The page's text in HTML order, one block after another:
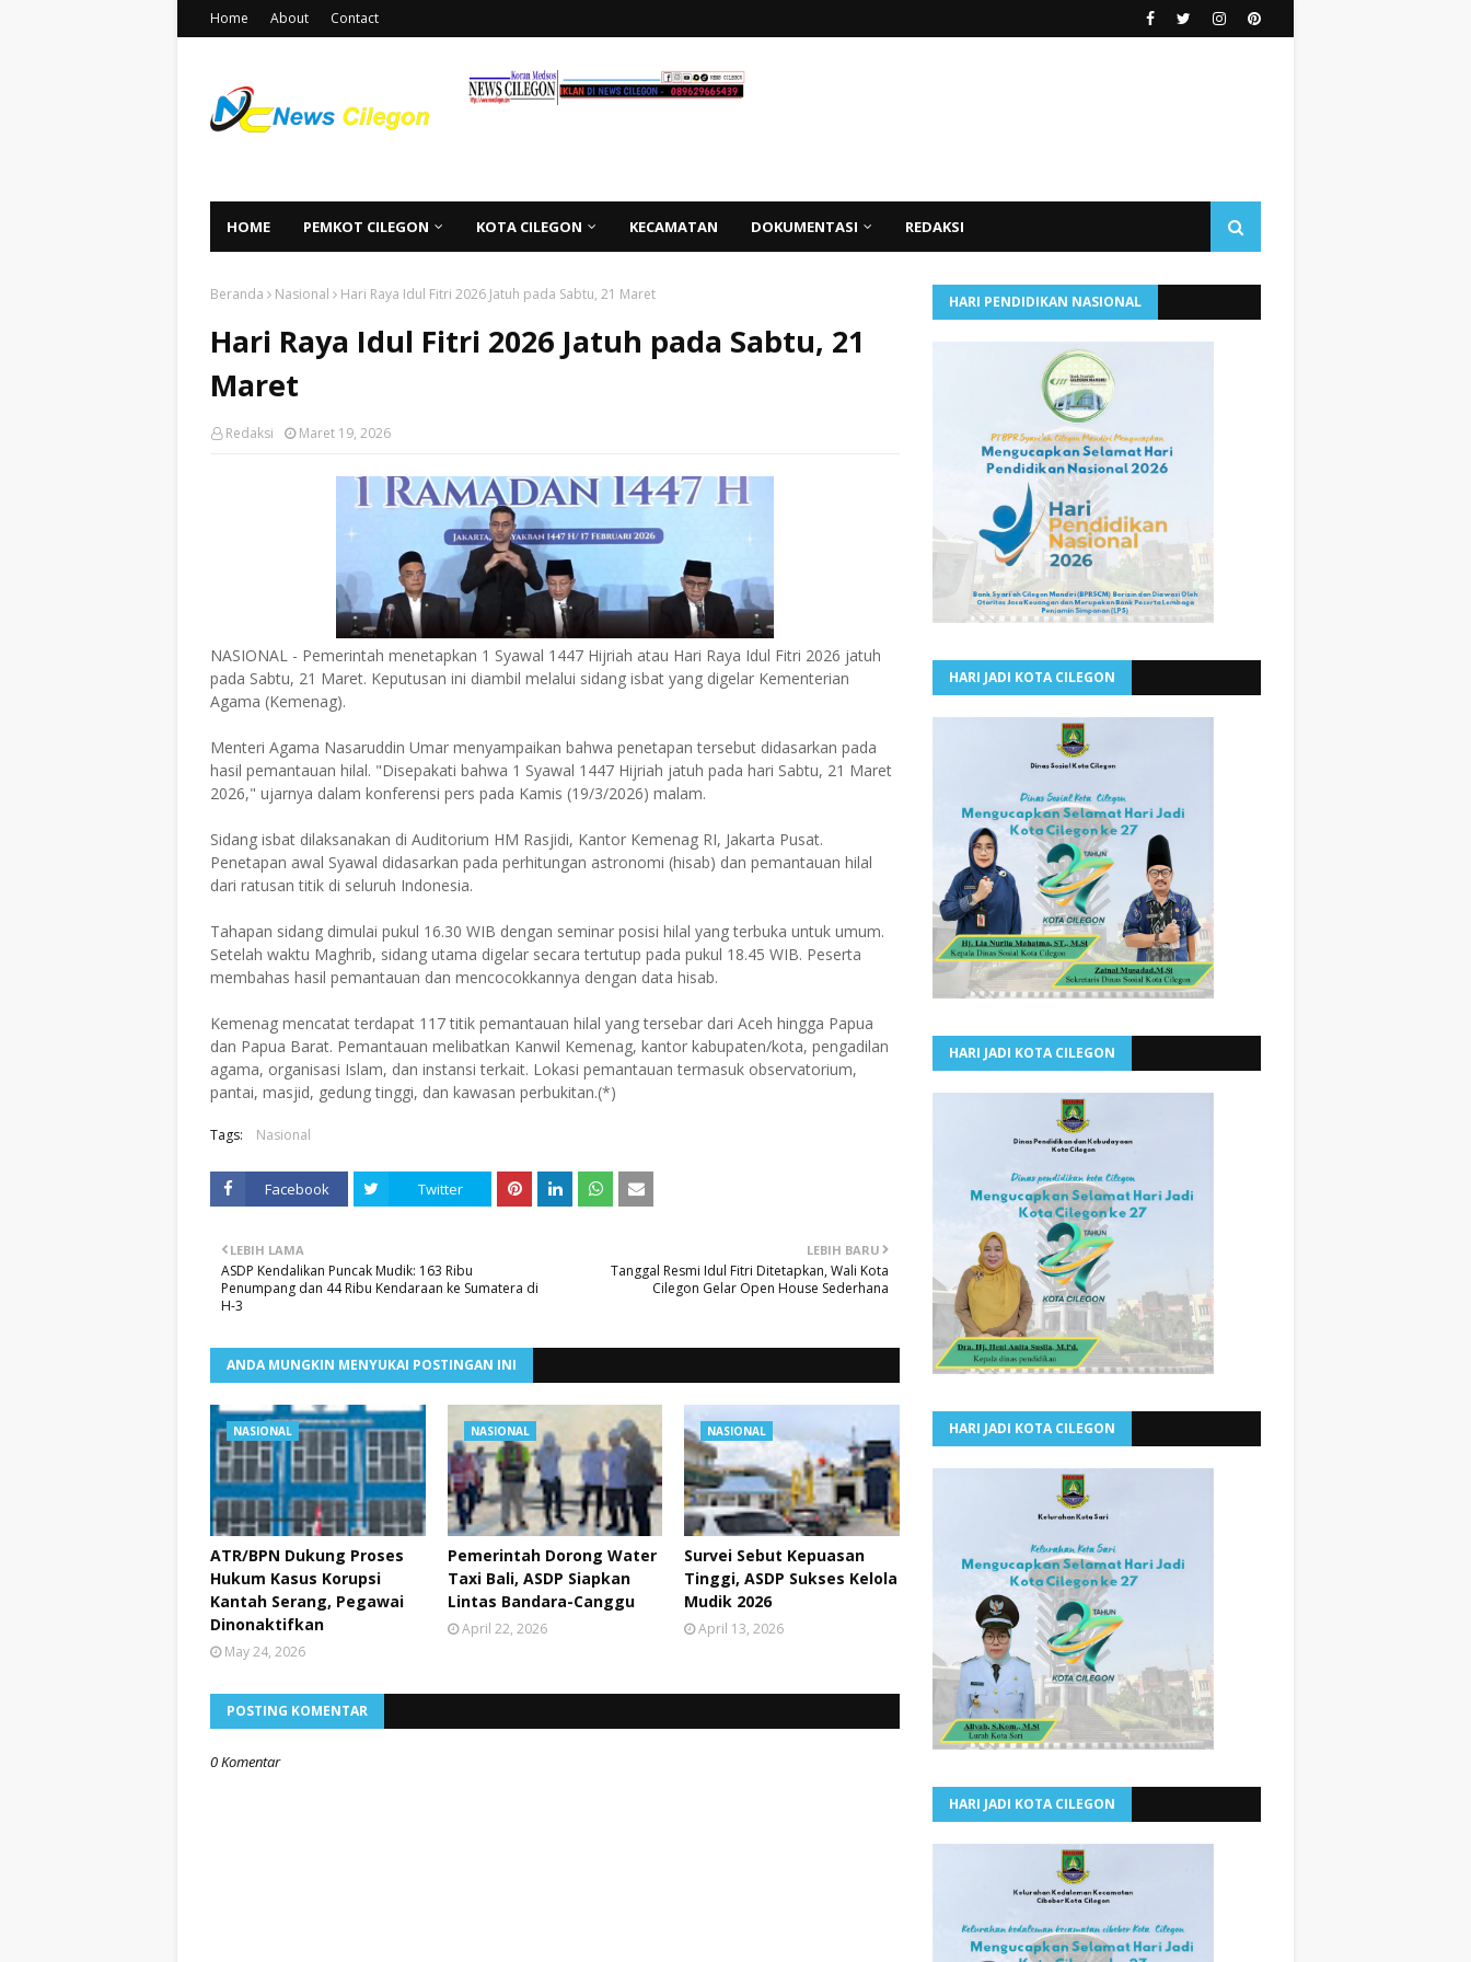
Home About Contact
HOME PEMKOT CILEGON KOTA CILEGON KECAMATAN DOKUMENTASI REDAKSI
Beranda Nasional Hari Raya Idul Fitri 2026 Jatuh pada Sabtu, 21 Maret
Hari Raya Idul Fitri 2026 Jatuh pada Sabtu, 21
Maret
Redaksi Maret 19, 2026
NASIONAL - Pemerintah menetapkan 1 Syawal 1447 Hijriah atau Hari Raya Idul Fitri 2026 jatuh
pada Sabtu, 21 Maret. Keputusan ini diambil melalui sidang isbat yang digelar Kementerian
Agama (Kemenag).
Menteri Agama Nasaruddin Umar menyampaikan bahwa penetapan tersebut didasarkan pada
hasil pemantauan hilal. "Disepakati bahwa 1 Syawal 1447 Hijriah jatuh pada hari Sabtu, 21 Maret
2026," ujarnya dalam konferensi pers pada Kamis (19/3/2026) malam.
Sidang isbat dilaksanakan di Auditorium HM Rasjidi, Kantor Kemenag RI, Jakarta Pusat.
Penetapan awal Syawal didasarkan pada perhitungan astronomi (hisab) dan pemantauan hilal
dari ratusan titik di seluruh Indonesia.
Tahapan sidang dimulai pukul 16.30 WIB dengan seminar posisi hilal yang terbuka untuk umum.
Setelah waktu Maghrib, sidang utama digelar secara tertutup pada pukul 18.45 WIB. Peserta
membahas hasil pemantauan dan mencocokkannya dengan data hisab.
Kemenag mencatat terdapat 117 titik pemantauan hilal yang tersebar dari Aceh hingga Papua
dan Papua Barat. Pemantauan melibatkan Kanwil Kemenag, kantor kabupaten/kota, pengadilan
agama, organisasi Islam, dan instansi terkait. Lokasi pemantauan termasuk observatorium,
pantai, masjid, gedung tinggi, dan kawasan perbukitan.(*)
Tags: Nasional
Facebook Twitter
LEBIH BARU
Tanggal Resmi Idul Fitri Ditetapkan, Wali Kota
Cilegon Gelar Open House Sederhana
LEBIH LAMA
ASDP Kendalikan Puncak Mudik: 163 Ribu
Penumpang dan 44 Ribu Kendaraan ke Sumatera di
H-3
ANDA MUNGKIN MENYUKAI POSTINGAN INI
NASIONAL
ATR/BPN Dukung Proses
Hukum Kasus Korupsi
Kantah Serang, Pegawai
Dinonaktifkan
May 24, 2026
NASIONAL
Pemerintah Dorong Water
Taxi Bali, ASDP Siapkan
Lintas Bandara-Canggu
April 22, 2026
NASIONAL
Survei Sebut Kepuasan
Tinggi, ASDP Sukses Kelola
Mudik 2026
April 13, 2026
POSTING KOMENTAR
0 Komentar
HARI PENDIDIKAN NASIONAL
HARI JADI KOTA CILEGON
HARI JADI KOTA CILEGON
HARI JADI KOTA CILEGON
HARI JADI KOTA CILEGON